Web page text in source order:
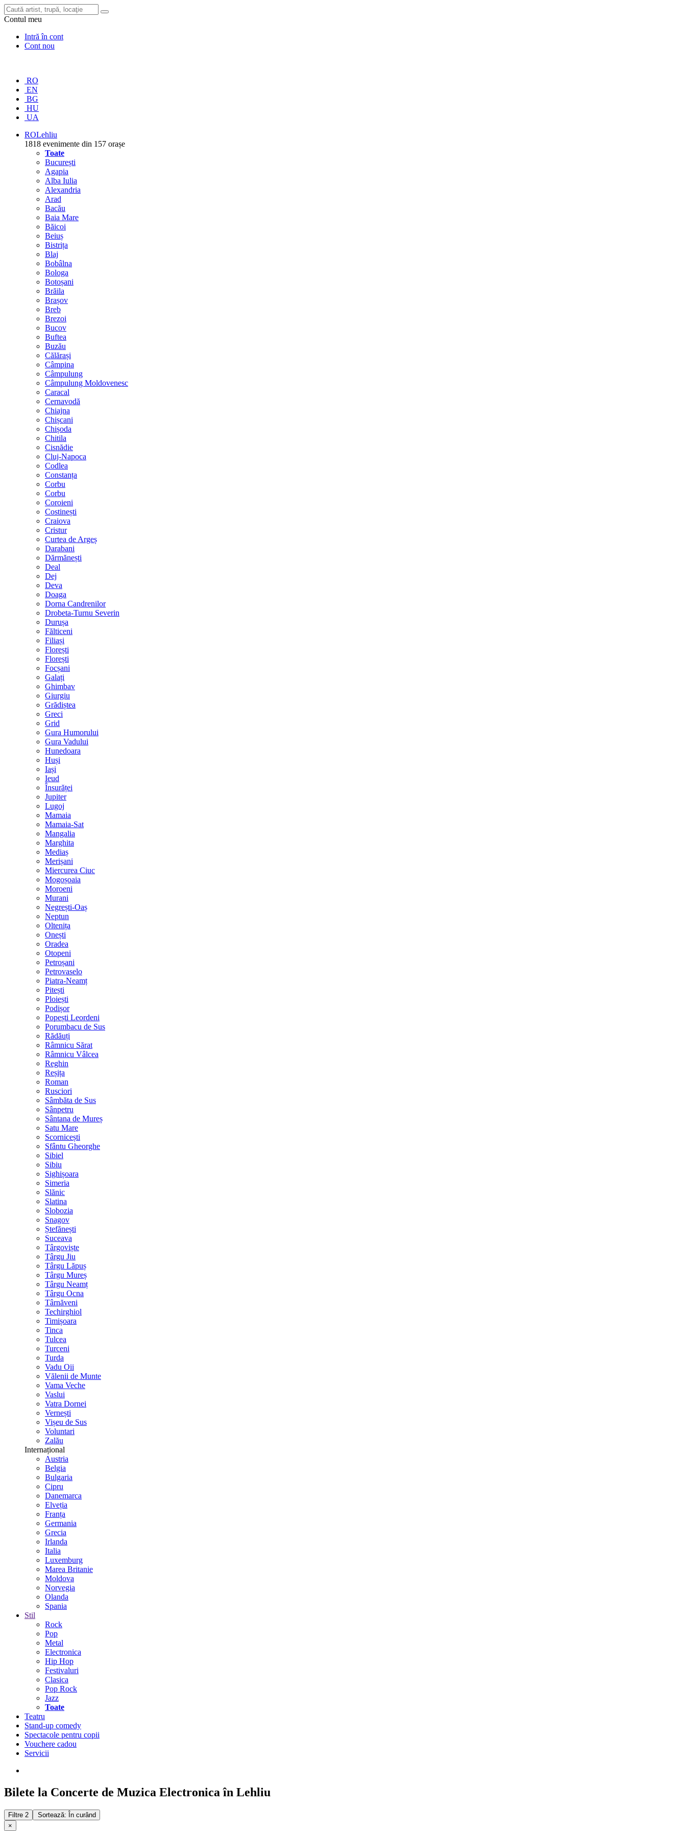
Contul meu
Intră în cont
Cont nou
RO
EN
BG
HU
UA
ROLehliu
1818 evenimente din 157 orașe
Toate
București
Agapia
Alba Iulia
Alexandria
Arad
Bacău
Baia Mare
Băicoi
Beiuș
Bistrița
Blaj
Bobâlna
Bologa
Botoșani
Brăila
Brașov
Breb
Brezoi
Bucov
Buftea
Buzău
Călărași
Câmpina
Câmpulung
Câmpulung Moldovenesc
Caracal
Cernavodă
Chiajna
Chișcani
Chișoda
Chitila
Cisnădie
Cluj-Napoca
Codlea
Constanța
Corbu
Corbu
Coroieni
Costinești
Craiova
Cristur
Curtea de Argeș
Darabani
Dărmănești
Deal
Dej
Deva
Doaga
Dorna Candrenilor
Drobeta-Turnu Severin
Durușa
Fălticeni
Filiași
Florești
Florești
Focșani
Galați
Ghimbav
Giurgiu
Grădiștea
Greci
Grid
Gura Humorului
Gura Vadului
Hunedoara
Huși
Iași
Ieud
Însurăței
Jupiter
Lugoj
Mamaia
Mamaia-Sat
Mangalia
Marghita
Mediaș
Merișani
Miercurea Ciuc
Mogoșoaia
Moroeni
Murani
Negrești-Oaș
Neptun
Oltenița
Onești
Oradea
Otopeni
Petroșani
Petrovaselo
Piatra-Neamț
Pitești
Ploiești
Podișor
Popești Leordeni
Porumbacu de Sus
Rădăuți
Râmnicu Sărat
Râmnicu Vâlcea
Reghin
Reșița
Roman
Rusciori
Sâmbăta de Sus
Sânpetru
Sântana de Mureș
Satu Mare
Scornicești
Sfântu Gheorghe
Sibiel
Sibiu
Sighișoara
Simeria
Slănic
Slatina
Slobozia
Snagov
Ștefănești
Suceava
Târgoviște
Târgu Jiu
Târgu Lăpuș
Târgu Mureș
Târgu Neamț
Târgu Ocna
Târnăveni
Techirghiol
Timișoara
Tinca
Tulcea
Turceni
Turda
Vadu Oii
Vălenii de Munte
Vama Veche
Vaslui
Vatra Dornei
Vernești
Vișeu de Sus
Voluntari
Zalău
Internațional
Austria
Belgia
Bulgaria
Cipru
Danemarca
Elveția
Franța
Germania
Grecia
Irlanda
Italia
Luxemburg
Marea Britanie
Moldova
Norvegia
Olanda
Spania
Stil
Rock
Pop
Metal
Electronica
Hip Hop
Festivaluri
Clasica
Pop Rock
Jazz
Toate
Teatru
Stand-up comedy
Spectacole pentru copii
Vouchere cadou
Servicii
Bilete la Concerte de Muzica Electronica în Lehliu
Filtre 2
Sortează: În curând
×